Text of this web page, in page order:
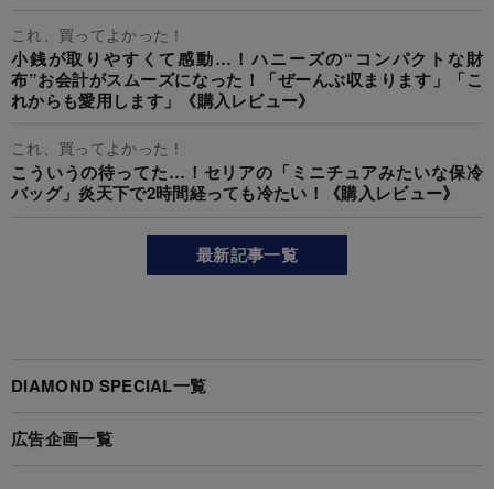
これ、買ってよかった！
小銭が取りやすくて感動…！ハニーズの“コンパクトな財
布”お会計がスムーズになった！「ぜーんぶ収まります」「こ
れからも愛用します」《購入レビュー》
これ、買ってよかった！
こういうの待ってた…！セリアの「ミニチュアみたいな保冷
バッグ」炎天下で2時間経っても冷たい！《購入レビュー》
最新記事一覧
DIAMOND SPECIAL一覧
広告企画一覧